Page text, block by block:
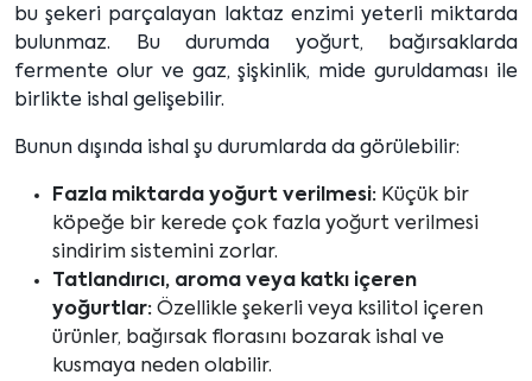
bu şekeri parçalayan laktaz enzimi yeterli miktarda
bulunmaz. Bu durumda yoğurt, bağırsaklarda
fermente olur ve gaz, şişkinlik, mide guruldaması ile
birlikte ishal gelişebilir.
Bunun dışında ishal şu durumlarda da görülebilir:
Fazla miktarda yoğurt verilmesi: Küçük bir
köpeğe bir kerede çok fazla yoğurt verilmesi
sindirim sistemini zorlar.
Tatlandırıcı, aroma veya katkı içeren
yoğurtlar: Özellikle şekerli veya ksilitol içeren
ürünler, bağırsak florasını bozarak ishal ve
kusmaya neden olabilir.